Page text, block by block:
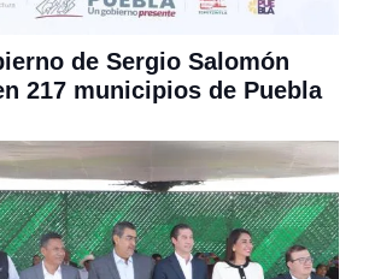
de Sergio Salomón
217 municipios de Puebla